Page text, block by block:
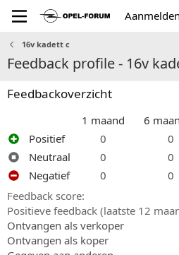
Aanmelden
16v kadett c
Feedback profile - 16v
Feedbackoverzicht
1 maand 6
Positief
0 0
Neutraal
0 0
Negatief
0 0
Feedback score
Positieve feedback (laatste 12
Ontvangen als verkoper
Ontvangen als koper